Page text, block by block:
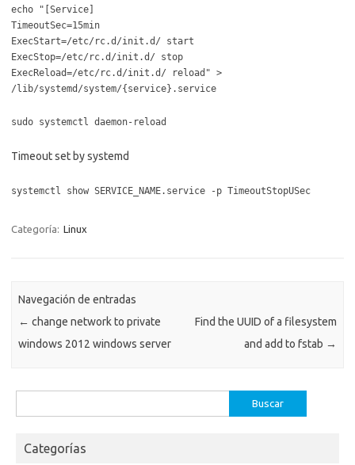
echo "[Service]
TimeoutSec=15min
ExecStart=/etc/rc.d/init.d/ start
ExecStop=/etc/rc.d/init.d/ stop
ExecReload=/etc/rc.d/init.d/ reload" >
/lib/systemd/system/{service}.service
sudo systemctl daemon-reload
Timeout set by systemd
systemctl show SERVICE_NAME.service -p TimeoutStopUSec
Categoría: Linux
Navegación de entradas
← change network to private
windows 2012 windows server
Find the UUID of a filesystem
and add to fstab →
Categorías